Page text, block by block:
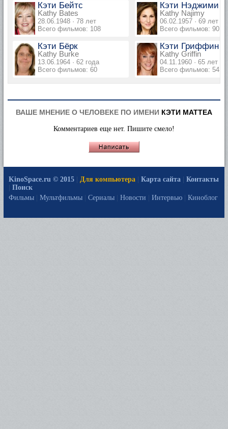
Кэти Бейтс
Kathy Bates
28.06.1948 · 78 лет
Всего фильмов: 108
Кэти Нэджими
Kathy Najimy
06.02.1957 · 69 лет
Всего фильмов: 90
Кэти Бёрк
Kathy Burke
13.06.1964 · 62 года
Всего фильмов: 60
Кэти Гриффин
Kathy Griffin
04.11.1960 · 65 лет
Всего фильмов: 54
ВАШЕ МНЕНИЕ О ЧЕЛОВЕКЕ ПО ИМЕНИ КЭТИ МАТТЕА
Комментариев еще нет. Пишите смело!
KinoSpace.ru © 2015 Для компьютера Карта сайта
Контакты
Поиск
Фильмы
Мультфильмы Сериалы Новости Интервью Киноблог